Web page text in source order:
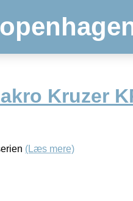
Kruzer
(Læs mere)